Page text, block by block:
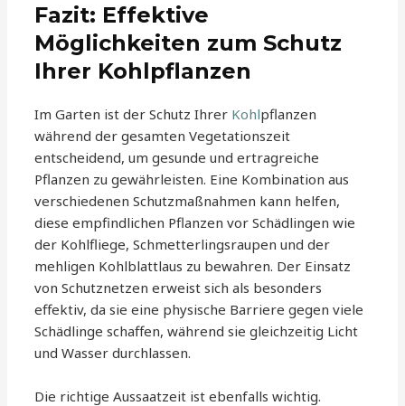
Fazit: Effektive
Möglichkeiten zum Schutz
Ihrer Kohlpflanzen
Im Garten ist der Schutz Ihrer Kohlpflanzen
während der gesamten Vegetationszeit
entscheidend, um gesunde und ertragreiche
Pflanzen zu gewährleisten. Eine Kombination aus
verschiedenen Schutzmaßnahmen kann helfen,
diese empfindlichen Pflanzen vor Schädlingen wie
der Kohlfliege, Schmetterlingsraupen und der
mehligen Kohlblattlaus zu bewahren. Der Einsatz
von Schutznetzen erweist sich als besonders
effektiv, da sie eine physische Barriere gegen viele
Schädlinge schaffen, während sie gleichzeitig Licht
und Wasser durchlassen.
Die richtige Aussaatzeit ist ebenfalls wichtig.